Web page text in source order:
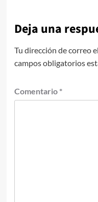
Deja una
Tu dirección de correo
campos obligatorios
Comentario *